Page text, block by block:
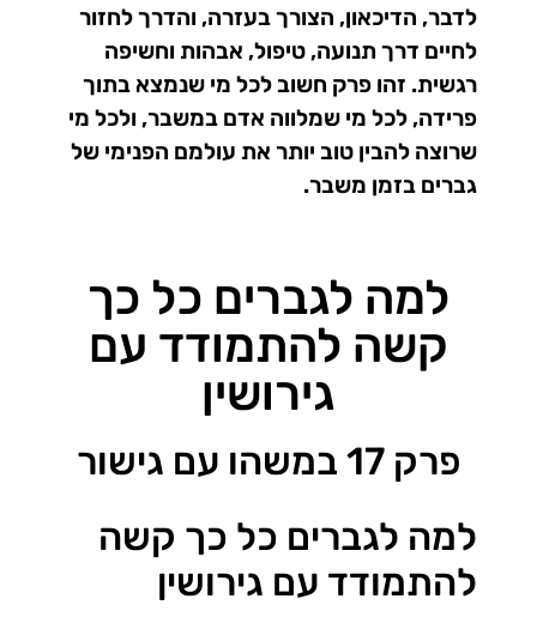
לדבר, הדיכאון, הצורך בעזרה, והדרך לחזור
לחיים דרך תנועה, טיפול, אבהות וחשיפה
רגשית. זהו פרק חשוב לכל מי שנמצא בתוך
פרידה, לכל מי שמלווה אדם במשבר, ולכל מי
שרוצה להבין טוב יותר את עולמם הפנימי של
גברים בזמן משבר.
למה לגברים כל כך
קשה להתמודד עם
גירושין
פרק 17 במשהו עם גישור
למה לגברים כל כך קשה
להתמודד עם גירושין